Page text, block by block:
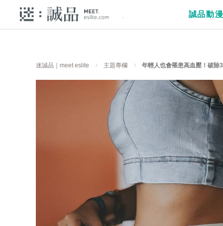
誠品動
迷誠品｜meet eslite 主題專欄 年輕人也會罹患高血壓！破除